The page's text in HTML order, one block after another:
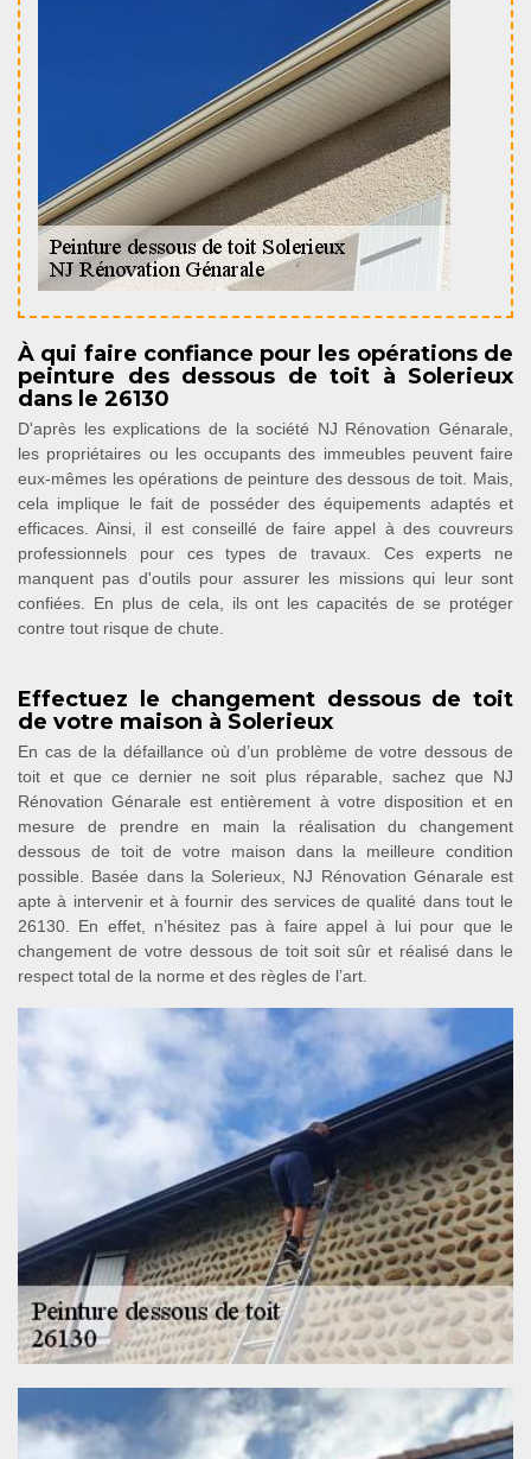
À qui faire confiance pour les opérations de
peinture des dessous de toit à Solerieux
dans le 26130
D'après les explications de la société NJ Rénovation Génarale,
les propriétaires ou les occupants des immeubles peuvent faire
eux-mêmes les opérations de peinture des dessous de toit. Mais,
cela implique le fait de posséder des équipements adaptés et
efficaces. Ainsi, il est conseillé de faire appel à des couvreurs
professionnels pour ces types de travaux. Ces experts ne
manquent pas d'outils pour assurer les missions qui leur sont
confiées. En plus de cela, ils ont les capacités de se protéger
contre tout risque de chute.
Effectuez le changement dessous de toit
de votre maison à Solerieux
En cas de la défaillance où d’un problème de votre dessous de
toit et que ce dernier ne soit plus réparable, sachez que NJ
Rénovation Génarale est entièrement à votre disposition et en
mesure de prendre en main la réalisation du changement
dessous de toit de votre maison dans la meilleure condition
possible. Basée dans la Solerieux, NJ Rénovation Génarale est
apte à intervenir et à fournir des services de qualité dans tout le
26130. En effet, n’hésitez pas à faire appel à lui pour que le
changement de votre dessous de toit soit sûr et réalisé dans le
respect total de la norme et des règles de l’art.